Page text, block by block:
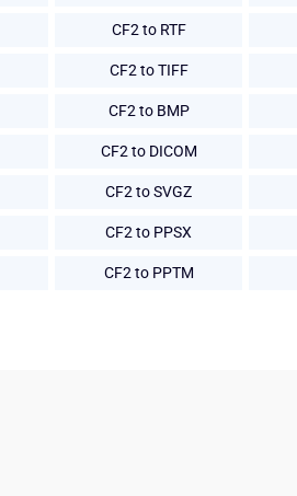
CF2 to RTF
CF2 to TIFF
CF2 to BMP
CF2 to DICOM
CF2 to SVGZ
CF2 to PPSX
CF2 to PPTM